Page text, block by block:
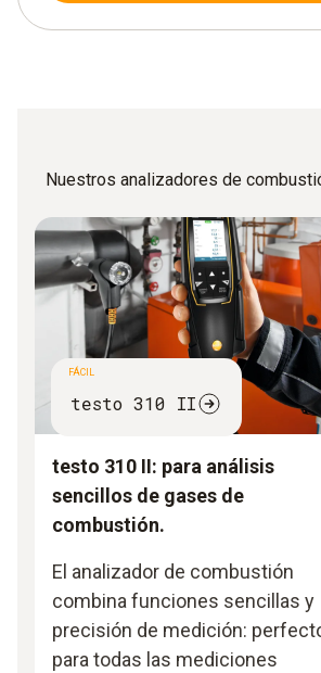
Nuestros analizadores de
FÁCIL
testo 310 II
testo 310 II: para análisis
sencillos de gases de
combustión.
El analizador de combustión
combina funciones sencillas y
precisión de medición:
para todas las mediciones